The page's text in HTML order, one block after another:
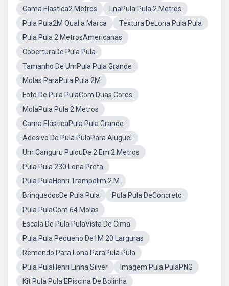
Cama Elastica2 Metros
LnaPula Pula 2 Metros
Pula Pula2M Qual a Marca
Textura DeLona Pula Pula
Pula Pula 2 MetrosAmericanas
CoberturaDe Pula Pula
Tamanho De UmPula Pula Grande
Molas ParaPula Pula 2M
Foto De Pula PulaCom Duas Cores
MolaPula Pula 2 Metros
Cama ElásticaPula Pula Grande
Adesivo De Pula PulaPara Aluguel
Um Canguru PulouDe 2 Em 2 Metros
Pula Pula 230 Lona Preta
Pula PulaHenri Trampolim 2 M
BrinquedosDe Pula Pula
Pula Pula DeConcreto
Pula PulaCom 64 Molas
Escala De Pula PulaVista De Cima
Pula Pula Pequeno De1M 20 Larguras
Remendo Para Lona ParaPula Pula
Pula PulaHenri Linha Silver
Imagem Pula PulaPNG
Kit Pula Pula EPiscina De Bolinha